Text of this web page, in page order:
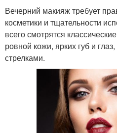
Вечерний макияж требует
косметики и тщательности
всего смотрятся
ровной кожи, ярких губ и
стрелками.